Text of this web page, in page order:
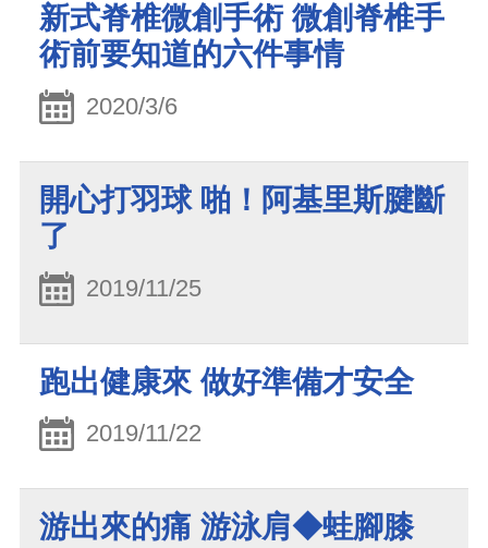
新式脊椎微創手術 微創脊椎手
術前要知道的六件事情
2020/3/6
開心打羽球 啪！阿基里斯腱斷
了
2019/11/25
跑出健康來 做好準備才安全
2019/11/22
游出來的痛 游泳肩◆蛙腳膝